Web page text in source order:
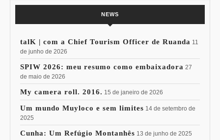
NEWS
talK | com a Chief Tourism Officer de Ruanda 11
de junho de 2026
SPIW 2026: meu resumo como embaixadora 27
de maio de 2026
My camera roll. 2016. 15 de janeiro de 2026
Um mundo Muyloco e sem limites 14 de setembro de
2025
Cunha: Um Refúgio Montanhês 13 de junho de 2025